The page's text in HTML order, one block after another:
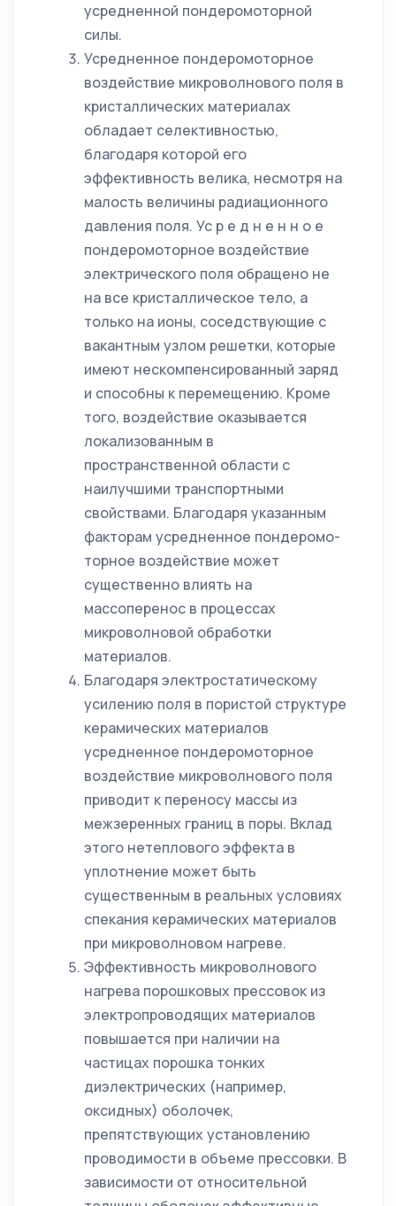
усредненной пондеромоторной
силы.
Усредненное пондеромоторное
воздействие микроволнового поля в
кристаллических материалах
обладает селективностью,
благодаря которой его
эффективность велика, несмотря на
малость величины радиационного
давления поля. Ус р е д н е н н о е
пондеромоторное воздействие
электрического поля обращено не
на все кристаллическое тело, а
только на ионы, соседствующие с
вакантным узлом решетки, которые
имеют нескомпенсированный заряд
и способны к перемещению. Кроме
того, воздействие оказывается
локализованным в
пространственной области с
наилучшими транспортными
свойствами. Благодаря указанным
факторам усредненное пондеромо-
торное воздействие может
существенно влиять на
массоперенос в процессах
микроволновой обработки
материалов.
Благодаря электростатическому
усилению поля в пористой структуре
керамических материалов
усредненное пондеромоторное
воздействие микроволнового поля
приводит к переносу массы из
межзеренных границ в поры. Вклад
этого нетеплового эффекта в
уплотнение может быть
существенным в реальных условиях
спекания керамических материалов
при микроволновом нагреве.
Эффективность микроволнового
нагрева порошковых прессовок из
электропроводящих материалов
повышается при наличии на
частицах порошка тонких
диэлектрических (например,
оксидных) оболочек,
препятствующих установлению
проводимости в объеме прессовки. В
зависимости от относительной